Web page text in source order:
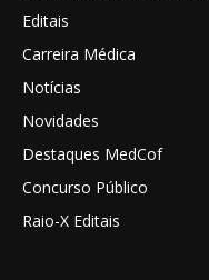
Editais
Carreira Médica
Notícias
Novidades
Destaques MedCof
Concurso Público
Raio-X Editais